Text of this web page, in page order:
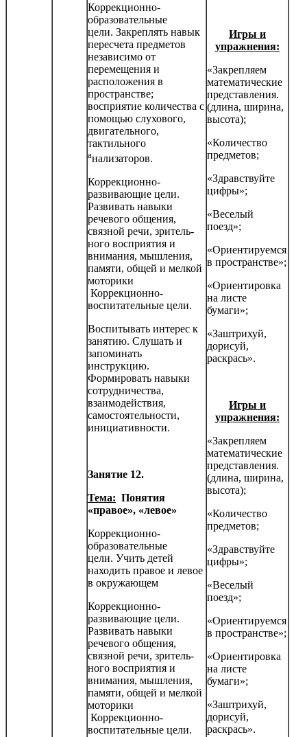
Коррекционно-
образовательные
цели. Закреплять навык
пересчета предметов
независимо от
перемещения и
расположения в
пространстве;
восприятие ко­личества с
помощью слухового,
двигательного,
тактильного
анализаторов.
Коррекционно-
развивающие цели.
Развивать навыки
речевого общения,
связной речи, зритель­
ного восприятия и
внимания, мышления,
памяти, общей и мелкой
моторики
Коррекционно-
воспитательные цели.
Воспитывать интерес к
занятию. Слушать и
запоминать
инструкцию.
Формировать навыки
сотрудничества,
взаимодействия,
самостоятельности,
инициатив­ности.
Занятие 12.
Тема: Понятия
«правое», «левое»
Коррекционно-
образовательные
цели. Учить детей
находить правое и левое
в окружающем
Коррекционно-
развивающие цели.
Развивать навыки
речевого общения,
связной речи, зритель­
ного восприятия и
внимания, мышления,
памяти, общей и мелкой
моторики
Коррекционно-
воспитательные цели.
Игры и
упражнения:
«Закрепляем
математические
представления.
(длина, ширина,
высота);
«Количество
предметов;
«Здравствуйте
цифры»;
«Веселый
поезд»;
«Ориентируемся
в пространстве»;
«Ориентировка
на листе
бумаги»;
«Заштрихуй,
дорисуй,
раскрась».
Игры и
упражнения:
«Закрепляем
математические
представления.
(длина, ширина,
высота);
«Количество
предметов;
«Здравствуйте
цифры»;
«Веселый
поезд»;
«Ориентируемся
в пространстве»;
«Ориентировка
на листе
бумаги»;
«Заштрихуй,
дорисуй,
раскрась».